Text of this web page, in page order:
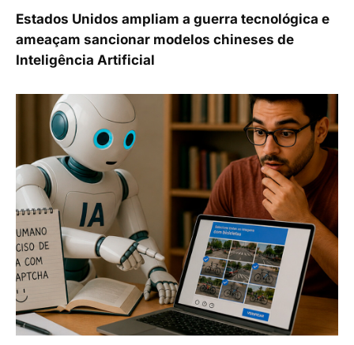
Estados Unidos ampliam a guerra tecnológica e
ameaçam sancionar modelos chineses de
Inteligência Artificial